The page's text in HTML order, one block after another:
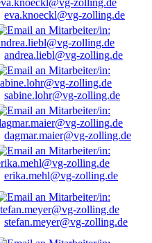
eva.knoeckl@vg-zolling.de
andrea.liebl@vg-zolling.de
sabine.lohr@vg-zolling.de
dagmar.maier@vg-zolling.de
erika.mehl@vg-zolling.de
stefan.meyer@vg-zolling.de